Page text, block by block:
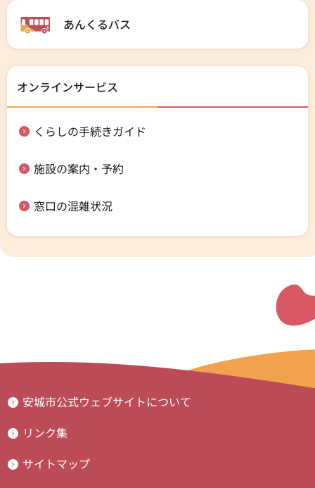
あんくるバス
オンラインサービス
くらしの手続きガイド
施設の案内・予約
窓口の混雑状況
安城市公式ウェブサイトについて
リンク集
サイトマップ